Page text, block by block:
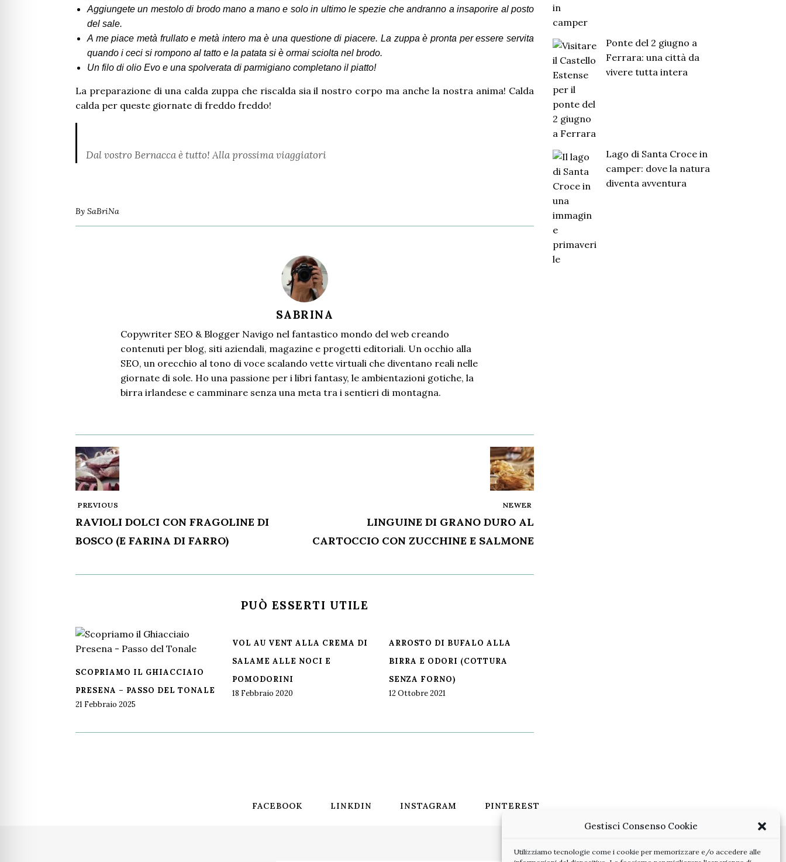
Gestisci Consenso Cookie
Utilizziamo tecnologie come i cookie per memorizzare e/o accedere alle
Aggiungete un mestolo di brodo mano a mano e solo in ultimo le spezie che andranno a insaporire al posto
del sale.
A me piace metà frullato e metà intero ma è una questione di piacere. La zuppa è pronta per essere servita
quando i ceci si rompono al tatto e la patata si è ormai sciolta nel brodo.
Un filo di olio Evo e una spolverata di parmigiano completano il piatto!
La preparazione di una calda zuppa che riscalda sia il nostro corpo ma anche la nostra anima! Calda
calda per queste giornate di freddo freddo!
Dal vostro Bernacca è tutto! Alla prossima viaggiatori
By SaBriNa
SABRINA
Copywriter SEO & Blogger Navigo nel fantastico mondo del web creando
contenuti per blog, siti aziendali, magazine e progetti editoriali. Un occhio alla
SEO, un orecchio al tono di voce scalando vette virtuali che diventano reali nelle
giornate di sole. Ho una passione per i libri fantasy, le ambientazioni gotiche, la
birra irlandese e camminare senza una meta tra i sentieri di montagna.
PREVIOUS
RAVIOLI DOLCI CON FRAGOLINE DI
BOSCO (E FARINA DI FARRO)
NEWER
LINGUINE DI GRANO DURO AL
CARTOCCIO CON ZUCCHINE E SALMONE
PUÒ ESSERTI UTILE
SCOPRIAMO IL GHIACCIAIO
PRESENA – PASSO DEL TONALE
21 Febbraio 2025
VOL AU VENT ALLA CREMA DI
SALAME ALLE NOCI E
POMODORINI
18 Febbraio 2020
ARROSTO DI BUFALO ALLA
BIRRA E ODORI (COTTURA
SENZA FORNO)
12 Ottobre 2021
Ponte del 2 giugno a
Ferrara: una città da
vivere tutta intera
Lago di Santa Croce in
camper: dove la natura
diventa avventura
FACEBOOK LINKDIN INSTAGRAM PINTEREST